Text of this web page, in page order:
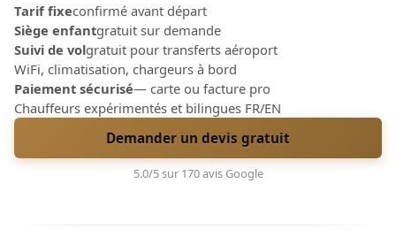
Tarif fixeconfirmé avant départ
Siège enfantgratuit sur demande
Suivi de volgratuit pour transferts aéroport
WiFi, climatisation, chargeurs à bord
Paiement sécurisé— carte ou facture pro
Chauffeurs expérimentés et bilingues FR/EN
Demander un devis gratuit
5.0/5 sur 170 avis Google